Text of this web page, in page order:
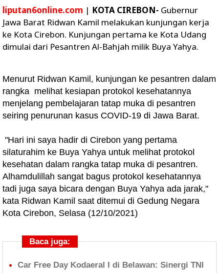
liputan6online.com | KOTA CIREBON- Gubernur
Jawa Barat Ridwan Kamil melakukan kunjungan kerja
ke Kota Cirebon. Kunjungan pertama ke Kota Udang
dimulai dari Pesantren Al-Bahjah milik Buya Yahya.
Menurut Ridwan Kamil, kunjungan ke pesantren dalam
rangka melihat kesiapan protokol kesehatannya
menjelang pembelajaran tatap muka di pesantren
seiring penurunan kasus COVID-19 di Jawa Barat.
"Hari ini saya hadir di Cirebon yang pertama
silaturahim ke Buya Yahya untuk melihat protokol
kesehatan dalam rangka tatap muka di pesantren.
Alhamdulillah sangat bagus protokol kesehatannya
tadi juga saya bicara dengan Buya Yahya ada jarak,"
kata Ridwan Kamil saat ditemui di Gedung Negara
Kota Cirebon, Selasa (12/10/2021)
Baca juga:
Car Free Day Kodaeral I di Belawan: Sinergi TNI